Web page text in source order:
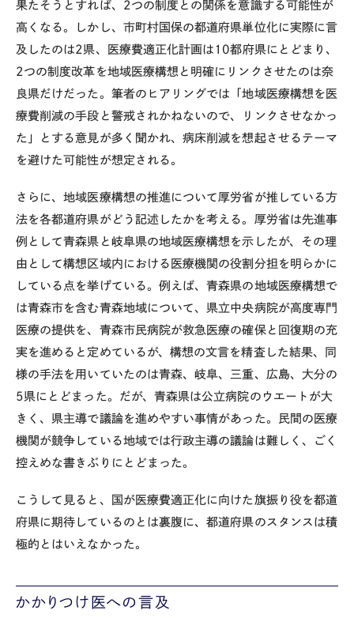
果たそうとすれば、2つの制度との関係を意識する可能性が
高くなる。しかし、市町村国保の都道府県単位化に実際に言
及したのは2県、医療費適正化計画は10都府県にとどまり、
2つの制度改革を地域医療構想と明確にリンクさせたのは奈
良県だけだった。筆者のヒアリングでは「地域医療構想を医
療費削減の手段と警戒されかねないので、リンクさせなかっ
た」とする意見が多く聞かれ、病床削減を想起させるテーマ
を避けた可能性が想定される。
さらに、地域医療構想の推進について厚労省が推している方
法を各都道府県がどう記述したかを考える。厚労省は先進事
例として青森県と岐阜県の地域医療構想を示したが、その理
由として構想区域内における医療機関の役割分担を明らかに
している点を挙げている。例えば、青森県の地域医療構想で
は青森市を含む青森地域について、県立中央病院が高度専門
医療の提供を、青森市民病院が救急医療の確保と回復期の充
実を進めると定めているが、構想の文言を精査した結果、同
様の手法を用いていたのは青森、岐阜、三重、広島、大分の
5県にとどまった。だが、青森県は公立病院のウエートが大
きく、県主導で議論を進めやすい事情があった。民間の医療
機関が競争している地域では行政主導の議論は難しく、ごく
控えめな書きぶりにとどまった。
こうして見ると、国が医療費適正化に向けた旗振り役を都道
府県に期待しているのとは裏腹に、都道府県のスタンスは積
極的とはいえなかった。
かかりつけ医への言及